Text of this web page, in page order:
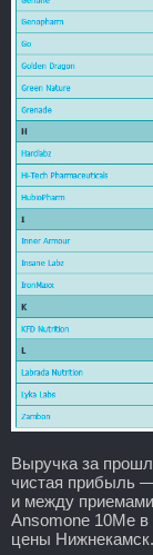
Выручка за
чистая прибыль
и между
Ansomone 10Me в
цены Нижнекамск.